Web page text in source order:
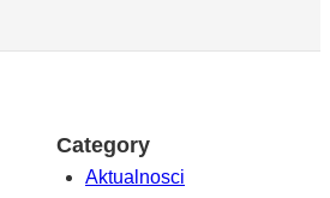
Category
Aktualnosci